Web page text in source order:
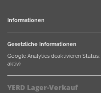
Informationen
Gesetzliche Informationen
Google Analytics deaktivieren
aktiv)
YERD Lager-Verkauf